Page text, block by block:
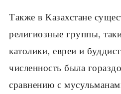
Также в Казахстане
религиозные группы,
католики, евреи и
численность была
сравнению с